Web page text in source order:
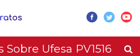
Ufesa PV1516